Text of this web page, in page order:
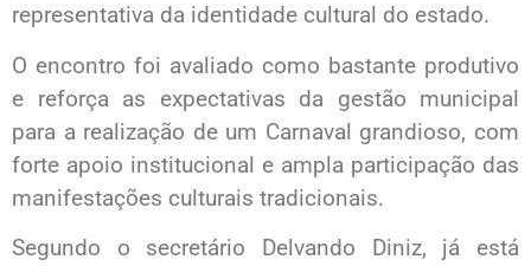
representativa da identidade cultural do estado.
O encontro foi avaliado como bastante produtivo
e reforça as expectativas da gestão municipal
para a realização de um Carnaval grandioso, com
forte apoio institucional e ampla participação das
manifestações culturais tradicionais.
Segundo o secretário Delvando Diniz, já está